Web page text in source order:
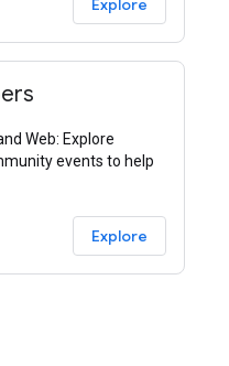
Explore
Web: Explore
events to help
Explore